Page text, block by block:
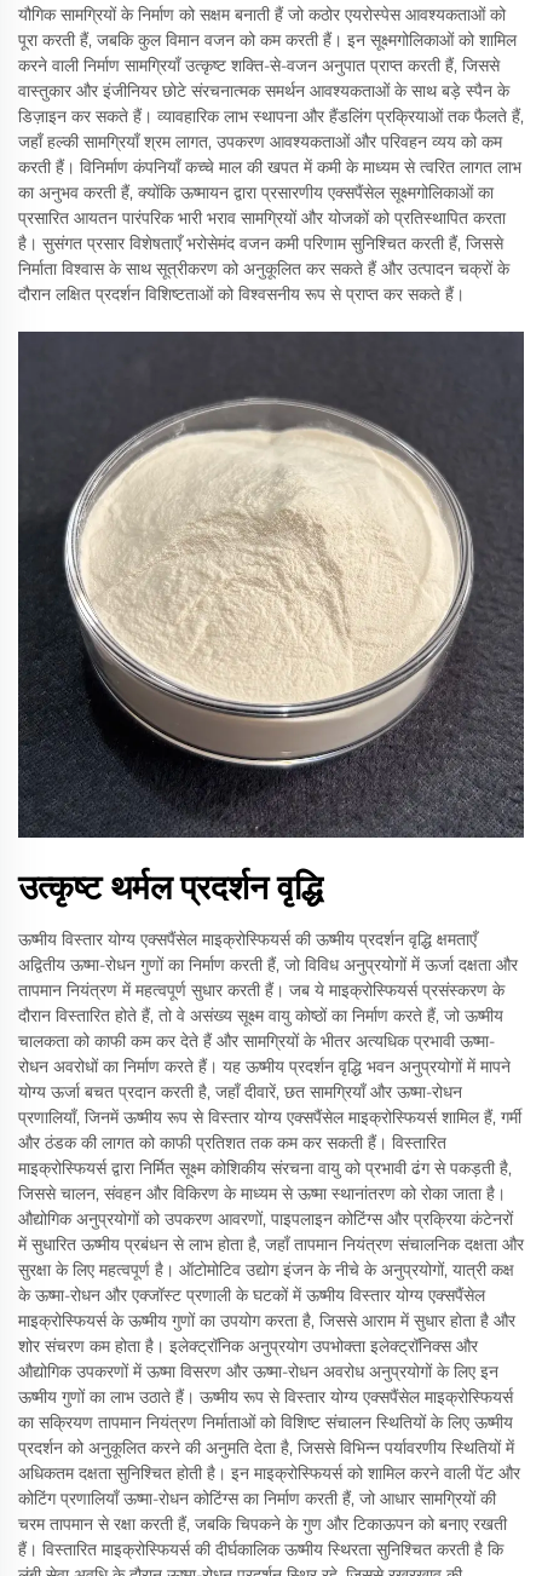
यौगिक सामग्रियों के निर्माण को सक्षम बनाती हैं जो कठोर एयरोस्पेस आवश्यकताओं को
पूरा करती हैं, जबकि कुल विमान वजन को कम करती हैं। इन सूक्ष्मगोलिकाओं को शामिल
करने वाली निर्माण सामग्रियाँ उत्कृष्ट शक्ति-से-वजन अनुपात प्राप्त करती हैं, जिससे
वास्तुकार और इंजीनियर छोटे संरचनात्मक समर्थन आवश्यकताओं के साथ बड़े स्पैन के
डिज़ाइन कर सकते हैं। व्यावहारिक लाभ स्थापना और हैंडलिंग प्रक्रियाओं तक फैलते हैं,
जहाँ हल्की सामग्रियाँ श्रम लागत, उपकरण आवश्यकताओं और परिवहन व्यय को कम
करती हैं। विनिर्माण कंपनियाँ कच्चे माल की खपत में कमी के माध्यम से त्वरित लागत लाभ
का अनुभव करती हैं, क्योंकि ऊष्मायन द्वारा प्रसारणीय एक्सपैंसेल सूक्ष्मगोलिकाओं का
प्रसारित आयतन पारंपरिक भारी भराव सामग्रियों और योजकों को प्रतिस्थापित करता
है। सुसंगत प्रसार विशेषताएँ भरोसेमंद वजन कमी परिणाम सुनिश्चित करती हैं, जिससे
निर्माता विश्वास के साथ सूत्रीकरण को अनुकूलित कर सकते हैं और उत्पादन चक्रों के
दौरान लक्षित प्रदर्शन विशिष्टताओं को विश्वसनीय रूप से प्राप्त कर सकते हैं।
उत्कृष्ट थर्मल प्रदर्शन वृद्धि
ऊष्मीय विस्तार योग्य एक्सपैंसेल माइक्रोस्फियर्स की ऊष्मीय प्रदर्शन वृद्धि क्षमताएँ
अद्वितीय ऊष्मा-रोधन गुणों का निर्माण करती हैं, जो विविध अनुप्रयोगों में ऊर्जा दक्षता और
तापमान नियंत्रण में महत्वपूर्ण सुधार करती हैं। जब ये माइक्रोस्फियर्स प्रसंस्करण के
दौरान विस्तारित होते हैं, तो वे असंख्य सूक्ष्म वायु कोष्ठों का निर्माण करते हैं, जो ऊष्मीय
चालकता को काफी कम कर देते हैं और सामग्रियों के भीतर अत्यधिक प्रभावी ऊष्मा-
रोधन अवरोधों का निर्माण करते हैं। यह ऊष्मीय प्रदर्शन वृद्धि भवन अनुप्रयोगों में मापने
योग्य ऊर्जा बचत प्रदान करती है, जहाँ दीवारें, छत सामग्रियाँ और ऊष्मा-रोधन
प्रणालियाँ, जिनमें ऊष्मीय रूप से विस्तार योग्य एक्सपैंसेल माइक्रोस्फियर्स शामिल हैं, गर्मी
और ठंडक की लागत को काफी प्रतिशत तक कम कर सकती हैं। विस्तारित
माइक्रोस्फियर्स द्वारा निर्मित सूक्ष्म कोशिकीय संरचना वायु को प्रभावी ढंग से पकड़ती है,
जिससे चालन, संवहन और विकिरण के माध्यम से ऊष्मा स्थानांतरण को रोका जाता है।
औद्योगिक अनुप्रयोगों को उपकरण आवरणों, पाइपलाइन कोटिंग्स और प्रक्रिया कंटेनरों
में सुधारित ऊष्मीय प्रबंधन से लाभ होता है, जहाँ तापमान नियंत्रण संचालनिक दक्षता और
सुरक्षा के लिए महत्वपूर्ण है। ऑटोमोटिव उद्योग इंजन के नीचे के अनुप्रयोगों, यात्री कक्ष
के ऊष्मा-रोधन और एक्जॉस्ट प्रणाली के घटकों में ऊष्मीय विस्तार योग्य एक्सपैंसेल
माइक्रोस्फियर्स के ऊष्मीय गुणों का उपयोग करता है, जिससे आराम में सुधार होता है और
शोर संचरण कम होता है। इलेक्ट्रॉनिक अनुप्रयोग उपभोक्ता इलेक्ट्रॉनिक्स और
औद्योगिक उपकरणों में ऊष्मा विसरण और ऊष्मा-रोधन अवरोध अनुप्रयोगों के लिए इन
ऊष्मीय गुणों का लाभ उठाते हैं। ऊष्मीय रूप से विस्तार योग्य एक्सपैंसेल माइक्रोस्फियर्स
का सक्रियण तापमान नियंत्रण निर्माताओं को विशिष्ट संचालन स्थितियों के लिए ऊष्मीय
प्रदर्शन को अनुकूलित करने की अनुमति देता है, जिससे विभिन्न पर्यावरणीय स्थितियों में
अधिकतम दक्षता सुनिश्चित होती है। इन माइक्रोस्फियर्स को शामिल करने वाली पेंट और
कोटिंग प्रणालियाँ ऊष्मा-रोधन कोटिंग्स का निर्माण करती हैं, जो आधार सामग्रियों की
चरम तापमान से रक्षा करती हैं, जबकि चिपकने के गुण और टिकाऊपन को बनाए रखती
हैं। विस्तारित माइक्रोस्फियर्स की दीर्घकालिक ऊष्मीय स्थिरता सुनिश्चित करती है कि